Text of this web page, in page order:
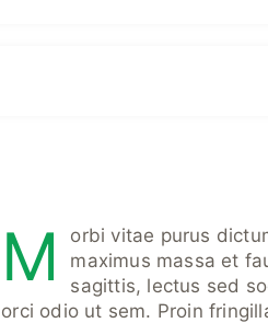
M
orbi vitae purus
maximus massa et
sagittis, lectus sed
orci odio ut sem. Proin